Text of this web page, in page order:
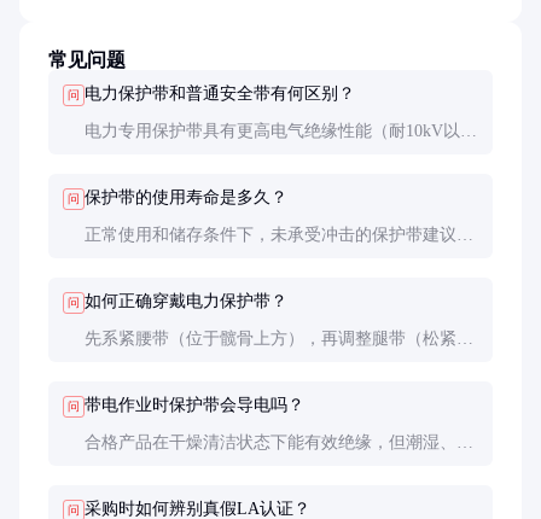
常见问题
问 电力保护带和普通安全带有何区别？
电力专用保护带具有更高电气绝缘性能（耐10kV以上
问 保护带的使用寿命是多久？
正常使用和储存条件下，未承受冲击的保护带建议2
问 如何正确穿戴电力保护带？
先系紧腰带（位于髋骨上方），再调整腿带（松紧以
问 带电作业时保护带会导电吗？
合格产品在干燥清洁状态下能有效绝缘，但潮湿、污
问 采购时如何辨别真假LA认证？